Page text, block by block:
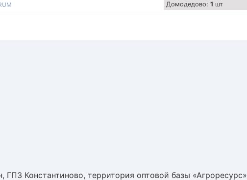
Домодедово: 1 шт
Константиново, территория оптовой базы «Агроресурс»